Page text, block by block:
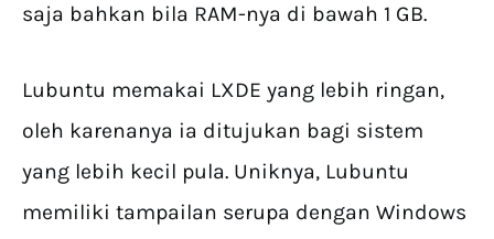
saja bahkan bila RAM-nya di bawah 1 GB.
Lubuntu memakai LXDE yang lebih ringan,
oleh karenanya ia ditujukan bagi sistem
yang lebih kecil pula. Uniknya, Lubuntu
memiliki tampailan serupa dengan Windows